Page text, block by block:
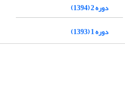
دوره 2 (1394)
دوره 1 (1393)